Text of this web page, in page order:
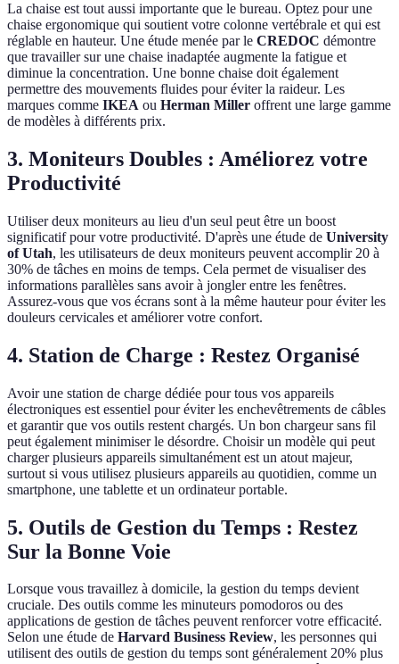
La chaise est tout aussi importante que le bureau. Optez pour une
chaise ergonomique qui soutient votre colonne vertébrale et qui est
réglable en hauteur. Une étude menée par le CREDOC démontre
que travailler sur une chaise inadaptée augmente la fatigue et
diminue la concentration. Une bonne chaise doit également
permettre des mouvements fluides pour éviter la raideur. Les
marques comme IKEA ou Herman Miller offrent une large gamme
de modèles à différents prix.
3. Moniteurs Doubles : Améliorez votre
Productivité
Utiliser deux moniteurs au lieu d'un seul peut être un boost
significatif pour votre productivité. D'après une étude de University
of Utah, les utilisateurs de deux moniteurs peuvent accomplir 20 à
30% de tâches en moins de temps. Cela permet de visualiser des
informations parallèles sans avoir à jongler entre les fenêtres.
Assurez-vous que vos écrans sont à la même hauteur pour éviter les
douleurs cervicales et améliorer votre confort.
4. Station de Charge : Restez Organisé
Avoir une station de charge dédiée pour tous vos appareils
électroniques est essentiel pour éviter les enchevêtrements de câbles
et garantir que vos outils restent chargés. Un bon chargeur sans fil
peut également minimiser le désordre. Choisir un modèle qui peut
charger plusieurs appareils simultanément est un atout majeur,
surtout si vous utilisez plusieurs appareils au quotidien, comme un
smartphone, une tablette et un ordinateur portable.
5. Outils de Gestion du Temps : Restez
Sur la Bonne Voie
Lorsque vous travaillez à domicile, la gestion du temps devient
cruciale. Des outils comme les minuteurs pomodoros ou des
applications de gestion de tâches peuvent renforcer votre efficacité.
Selon une étude de Harvard Business Review, les personnes qui
utilisent des outils de gestion du temps sont généralement 20% plus